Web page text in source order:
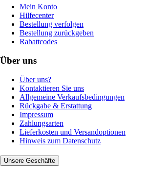
Mein Konto
Hilfecenter
Bestellung verfolgen
Bestellung zurückgeben
Rabattcodes
Über uns
Über uns?
Kontaktieren Sie uns
Allgemeine Verkaufsbedingungen
Rückgabe & Erstattung
Impressum
Zahlungsarten
Lieferkosten und Versandoptionen
Hinweis zum Datenschutz
Unsere Geschäfte